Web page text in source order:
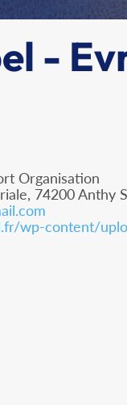
-
Organisation
74200 Anthy
wp-content/